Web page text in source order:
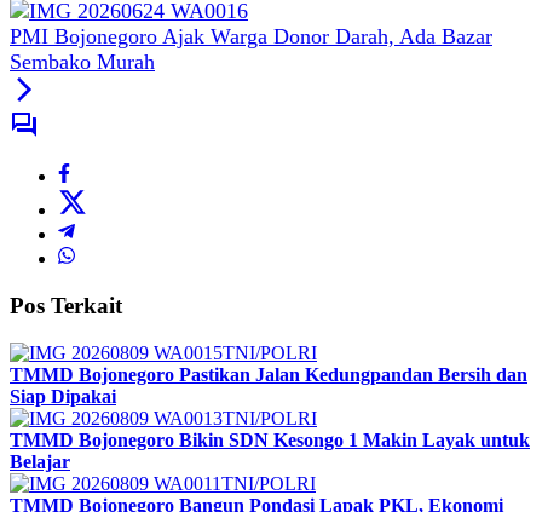
PMI Bojonegoro Ajak Warga Donor Darah, Ada Bazar
Sembako Murah
Pos Terkait
TNI/POLRI
TMMD Bojonegoro Pastikan Jalan Kedungpandan Bersih dan
Siap Dipakai
TNI/POLRI
TMMD Bojonegoro Bikin SDN Kesongo 1 Makin Layak untuk
Belajar
TNI/POLRI
TMMD Bojonegoro Bangun Pondasi Lapak PKL, Ekonomi